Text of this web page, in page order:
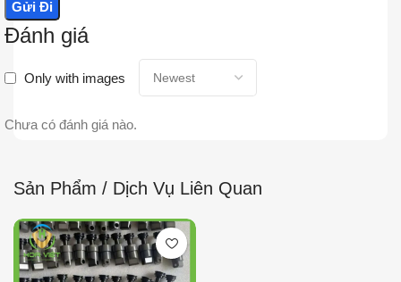
Đánh giá
Only with images
Chưa có đánh giá nào.
Sản Phẩm / Dịch Vụ Liên Quan